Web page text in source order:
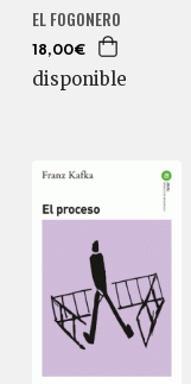
EL FOGONERO
18,00€
disponible